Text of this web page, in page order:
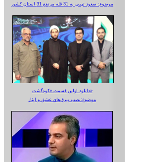
موضوع: صعود تیمی به 31 قله مرتفع 31 استان کشور
دانلود اولین قسمت «کوه‌گشت»
موضوع:نصب بیرق‌های عشق و ایثار